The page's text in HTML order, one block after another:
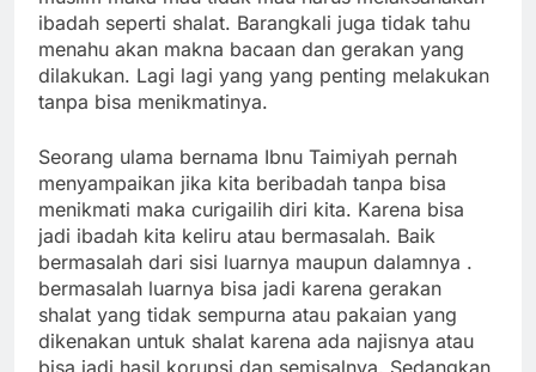
ibadah seperti shalat. Barangkali juga tidak tahu
menahu akan makna bacaan dan gerakan yang
dilakukan. Lagi lagi yang yang penting melakukan
tanpa bisa menikmatinya.
Seorang ulama bernama Ibnu Taimiyah pernah
menyampaikan jika kita beribadah tanpa bisa
menikmati maka curigailih diri kita. Karena bisa
jadi ibadah kita keliru atau bermasalah. Baik
bermasalah dari sisi luarnya maupun dalamnya .
bermasalah luarnya bisa jadi karena gerakan
shalat yang tidak sempurna atau pakaian yang
dikenakan untuk shalat karena ada najisnya atau
bisa jadi hasil korupsi dan semisalnya. Sedangkan